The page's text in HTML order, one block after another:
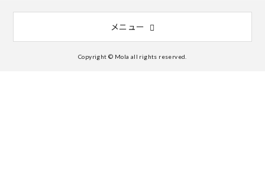
メニュー
Copyright © Mola all rights reserved.